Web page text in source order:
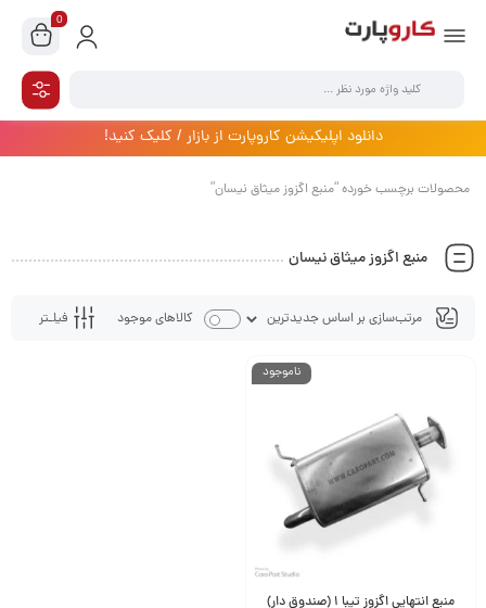
0
دانلود اپلیکیشن کاروپارت از بازار / کلیک کنید!
محصولات برچسب خورده “منبع اگزوز میثاق نیسان”
منبع اگزوز میثاق نیسان
فیلـتر کالاهای موجود
ناموجود
منبع انتهایی اگزوز تیبا 1 (صندوق دار)